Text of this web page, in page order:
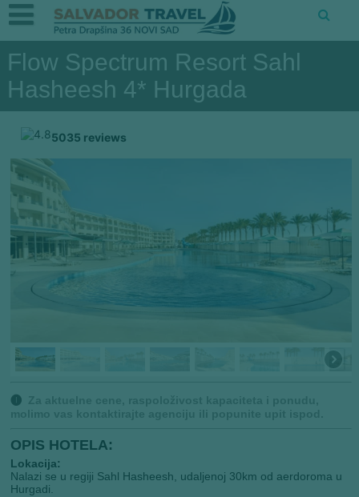
Flow Spectrum Resort Sahl
Hasheesh 4* Hurgada
🅘
OPIS HOTELA:
Lokacija:
Nalazi se u regiji Sahl Hasheesh, udaljenoj 30km od aerdoroma u
Hurgadi.